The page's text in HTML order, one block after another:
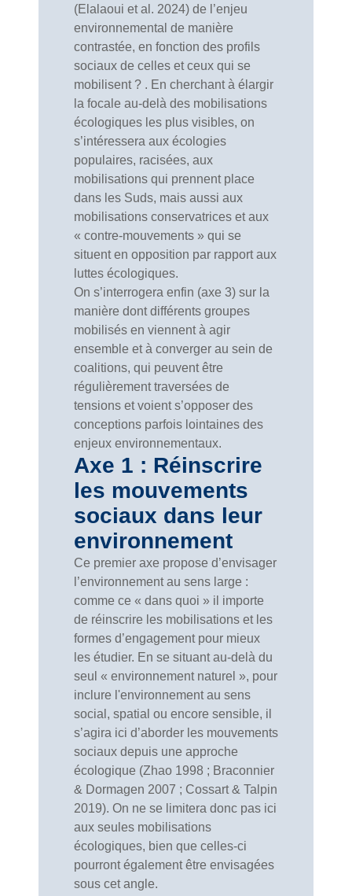
(Elalaoui et al. 2024) de l’enjeu
environnemental de manière
contrastée, en fonction des profils
sociaux de celles et ceux qui se
mobilisent ? . En cherchant à élargir
la focale au-delà des mobilisations
écologiques les plus visibles, on
s’intéressera aux écologies
populaires, racisées, aux
mobilisations qui prennent place
dans les Suds, mais aussi aux
mobilisations conservatrices et aux
« contre-mouvements » qui se
situent en opposition par rapport aux
luttes écologiques.
On s’interrogera enfin (axe 3) sur la
manière dont différents groupes
mobilisés en viennent à agir
ensemble et à converger au sein de
coalitions, qui peuvent être
régulièrement traversées de
tensions et voient s’opposer des
conceptions parfois lointaines des
enjeux environnementaux.
Axe 1 : Réinscrire
les mouvements
sociaux dans leur
environnement
Ce premier axe propose d’envisager
l’environnement au sens large :
comme ce « dans quoi » il importe
de réinscrire les mobilisations et les
formes d’engagement pour mieux
les étudier. En se situant au-delà du
seul « environnement naturel », pour
inclure l'environnement au sens
social, spatial ou encore sensible, il
s’agira ici d’aborder les mouvements
sociaux depuis une approche
écologique (Zhao 1998 ; Braconnier
& Dormagen 2007 ; Cossart & Talpin
2019). On ne se limitera donc pas ici
aux seules mobilisations
écologiques, bien que celles-ci
pourront également être envisagées
sous cet angle.